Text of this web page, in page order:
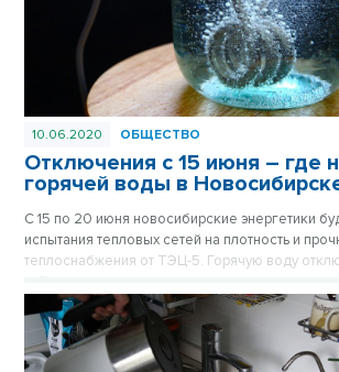
10.06.2020 ОБЩЕСТВО
Отключения с 15 июня – где
горячей воды в
С 15 по 20 июня новосибирские энергетики
испытания тепловых сетей на плотность и
теплоснабжения от ТЭЦ-5. Горячую воду